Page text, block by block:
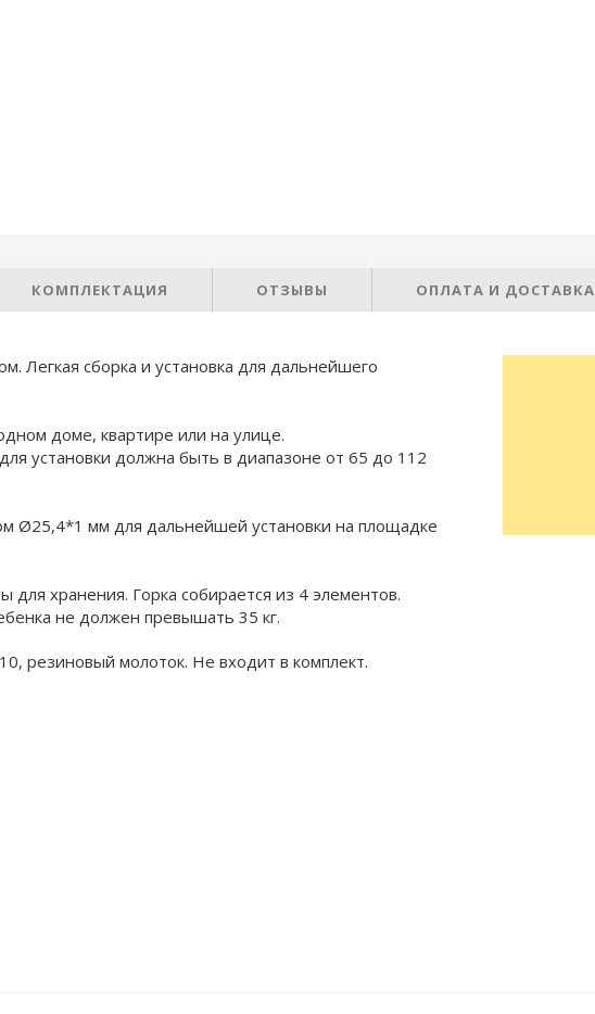
КОМПЛЕКТАЦИЯ ОТЗЫВЫ ОПЛАТА И ДОСТАВКА
Легкая сборка и установка для дальнейшего
доме, квартире или на улице.
установки должна быть в диапазоне от 65 до 112
Ø25,4*1 мм для дальнейшей установки на площадке
хранения. Горка собирается из 4 элементов.
не должен превышать 35 кг.
резиновый молоток. Не входит в комплект.